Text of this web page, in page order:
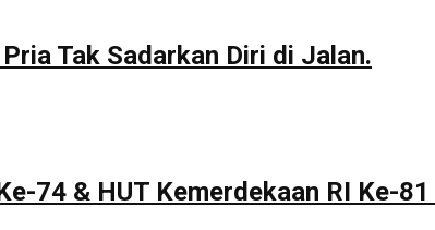
Tak Sadarkan Diri di Jalan.
74 & HUT Kemerdekaan RI Ke-